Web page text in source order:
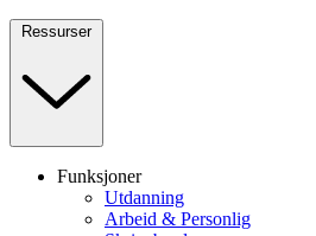
Ressurser
Funksjoner
Utdanning
Arbeid & Personlig